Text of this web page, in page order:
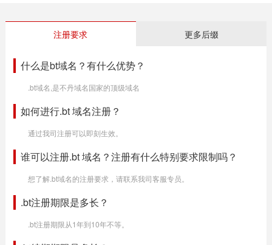
注册要求 更多后缀
什么是bt域名？有什么优势？
.bt域名,是不丹域名国家的顶级域名
如何进行.bt 域名注册？
通过我司注册可以即刻生效。
谁可以注册.bt 域名？注册有什么特别要求限制吗？
想了解.bt域名的注册要求，请联系我司客服专员。
.bt注册期限是多长？
.bt注册期限从1年到10年不等。